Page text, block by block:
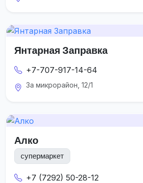
Янтарная Заправка
+7-707-917-14-64
3а микрорайон, 12/1
Алко
супермаркет
+7 (7292) 50-28-12